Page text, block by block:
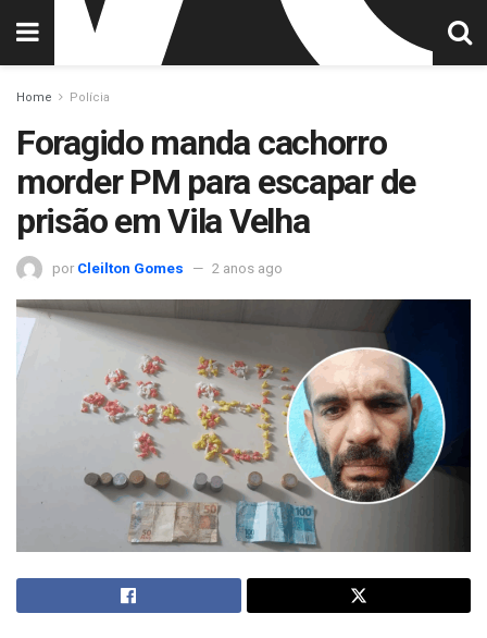
Home Polícia
Foragido manda cachorro
morder PM para escapar de
prisão em Vila Velha
por Cleilton Gomes 2 anos ago